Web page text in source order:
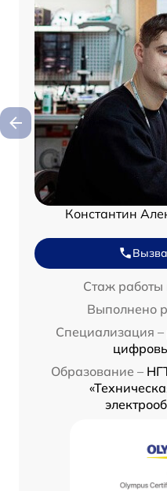
Константин
Стаж работы
Выполнено
Специализация –
Образование –